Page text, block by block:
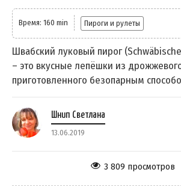
Время: 160 min Пироги и рулеты
Швабский луковый пирог
– это вкусные лепёшки из
приготовленного безопарным
Шнип Светлана
13.06.2019
3 809 просмотров